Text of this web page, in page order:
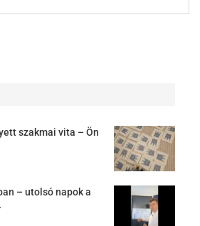
szakmai vita – Ön
– utolsó napok a